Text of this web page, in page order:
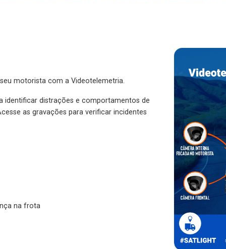
motorista com a Videotelemetria.
identificar distrações e comportamentos de
as gravações para verificar incidentes
na frota